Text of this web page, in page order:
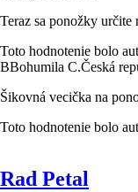
Teraz sa ponožky určite
Toto hodnotenie bolo
BBohumila C.Česká
Šikovná vecička na
Toto hodnotenie bolo
Rad Petal